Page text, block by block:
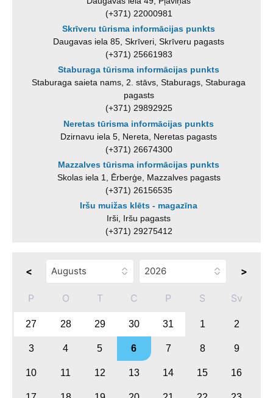
(+371) 22000981
Skrīveru tūrisma informācijas punkts
Daugavas iela 85, Skrīveri, Skrīveru pagasts
(+371) 25661983
Staburaga tūrisma informācijas punkts
Staburaga saieta nams, 2. stāvs, Staburags, Staburaga
pagasts
(+371) 29892925
Neretas tūrisma informācijas punkts
Dzirnavu iela 5, Nereta, Neretas pagasts
(+371) 26674300
Mazzalves tūrisma informācijas punkts
Skolas iela 1, Ērberģe, Mazzalves pagasts
(+371) 26156535
Iršu muižas klēts - magazīna
Irši, Iršu pagasts
(+371) 29275412
< >
P O T C P S Sv
27 28 29 30 31 1 2
3 4 5 6 7 8 9
10 11 12 13 14 15 16